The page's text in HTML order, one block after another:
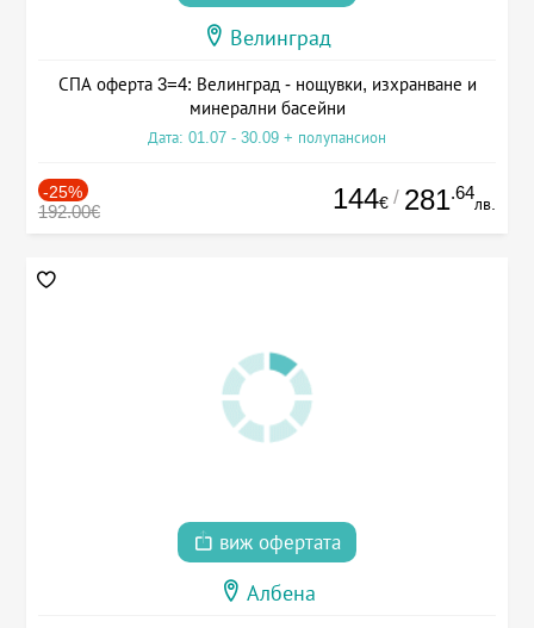
Велинград
СПА оферта 3=4: Велинград - нощувки, изхранване и
минерални басейни
Дата: 01.07 - 30.09 + полупансион
-25%
192.00€ 144€ / 281.64
лв.
виж офертата
Албена